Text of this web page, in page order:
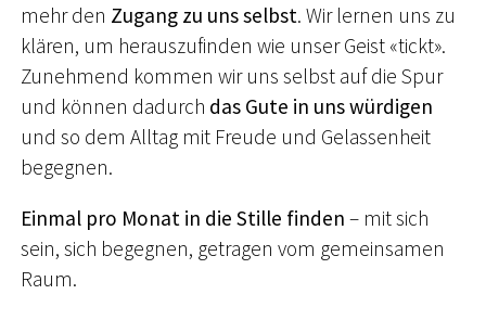
mehr den Zugang zu uns selbst. Wir lernen uns zu
klären, um herauszufinden wie unser Geist «tickt».
Zunehmend kommen wir uns selbst auf die Spur
und können dadurch das Gute in uns würdigen
und so dem Alltag mit Freude und Gelassenheit
begegnen.
Einmal pro Monat in die Stille finden – mit sich
sein, sich begegnen, getragen vom gemeinsamen
Raum.